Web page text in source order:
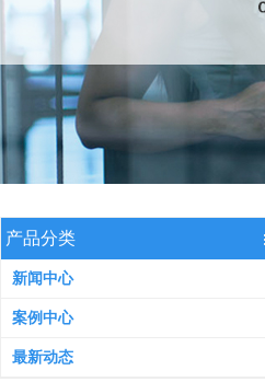
产品分类
新闻中心
案例中心
最新动态